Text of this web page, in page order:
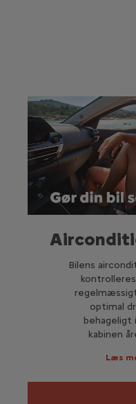
Bilens
optimal
behageligt
kabinen
Læs